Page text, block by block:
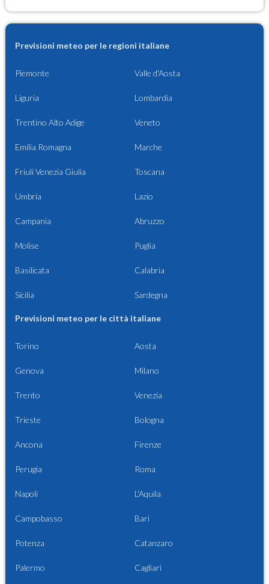
Previsioni meteo per le regioni italiane
Piemonte Valle d'Aosta
Liguria Lombardia
Trentino Alto Adige Veneto
Emilia Romagna Marche
Friuli Venezia Giulia Toscana
Umbria Lazio
Campania Abruzzo
Molise Puglia
Basilicata Calabria
Sicilia Sardegna
Previsioni meteo per le città italiane
Torino Aosta
Genova Milano
Trento Venezia
Trieste Bologna
Ancona Firenze
Perugia Roma
Napoli L'Aquila
Campobasso Bari
Potenza Catanzaro
Palermo Cagliari